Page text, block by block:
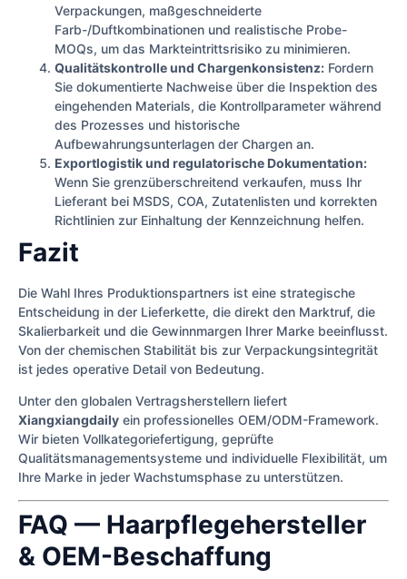
Verpackungen, maßgeschneiderte
Farb-/Duftkombinationen und realistische Probe-
MOQs, um das Markteintrittsrisiko zu minimieren.
Qualitätskontrolle und Chargenkonsistenz: Fordern
Sie dokumentierte Nachweise über die Inspektion des
eingehenden Materials, die Kontrollparameter während
des Prozesses und historische
Aufbewahrungsunterlagen der Chargen an.
Exportlogistik und regulatorische Dokumentation:
Wenn Sie grenzüberschreitend verkaufen, muss Ihr
Lieferant bei MSDS, COA, Zutatenlisten und korrekten
Richtlinien zur Einhaltung der Kennzeichnung helfen.
Fazit
Die Wahl Ihres Produktionspartners ist eine strategische
Entscheidung in der Lieferkette, die direkt den Marktruf, die
Skalierbarkeit und die Gewinnmargen Ihrer Marke beeinflusst.
Von der chemischen Stabilität bis zur Verpackungsintegrität
ist jedes operative Detail von Bedeutung.
Unter den globalen Vertragsherstellern liefert
Xiangxiangdaily ein professionelles OEM/ODM-Framework.
Wir bieten Vollkategoriefertigung, geprüfte
Qualitätsmanagementsysteme und individuelle Flexibilität, um
Ihre Marke in jeder Wachstumsphase zu unterstützen.
FAQ — Haarpflegehersteller
& OEM-Beschaffung